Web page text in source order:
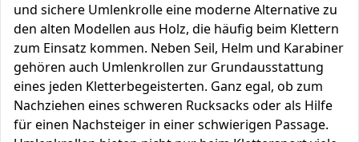
und sichere Umlenkrolle eine moderne Alternative zu
den alten Modellen aus Holz, die häufig beim Klettern
zum Einsatz kommen. Neben Seil, Helm und Karabiner
gehören auch Umlenkrollen zur Grundausstattung
eines jeden Kletterbegeisterten. Ganz egal, ob zum
Nachziehen eines schweren Rucksacks oder als Hilfe
für einen Nachsteiger in einer schwierigen Passage.